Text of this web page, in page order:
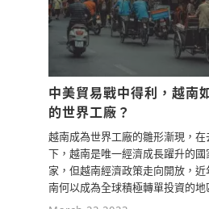
中美貿易戰中得利，越南
的世界工廠？
越南成為世界工廠的雛形漸現，
下，越南是唯一經濟成長躍升的
家，但越南經濟政策走向開放，
南何以成為全球積極轉單投資的地